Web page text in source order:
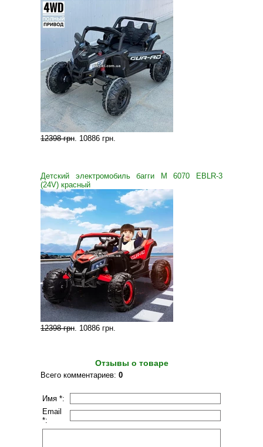
12398 грн. 10886 грн.
Детский электромобиль багги M 6070 EBLR-3
(24V) красный
12398 грн. 10886 грн.
Отзывы о товаре
Всего комментариев: 0
Имя *:
Email
*: